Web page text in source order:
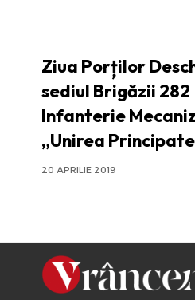
Ziua Porților
sediul Brigăzii 282
Infanterie
„Unirea
20 APRILIE 2019